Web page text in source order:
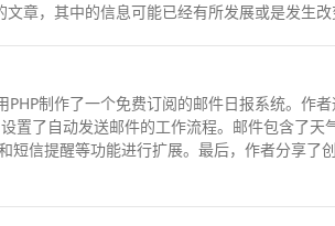
文章，其中的信息可能已经有所发展或是发生改
PHP制作了一个免费订阅的邮件日报系统。作
置了自动发送邮件的工作流程。邮件包含了天
短信提醒等功能进行扩展。最后，作者分享了